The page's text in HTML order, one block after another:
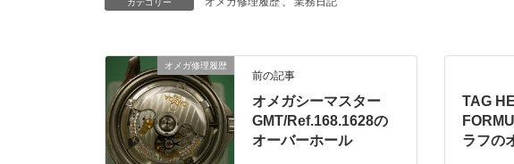
カテゴリー
オメガ修理履歴
前の記事
オメガシーマスター
GMT/Ref.168.1628の
オーバーホール
TAG
ラフの